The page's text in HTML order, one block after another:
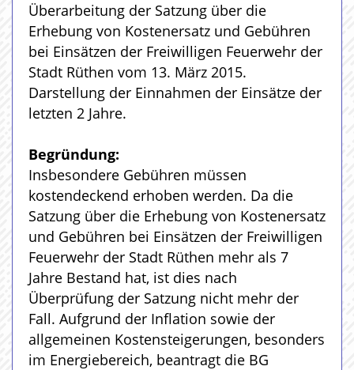
Überarbeitung der Satzung über die
Erhebung von Kostenersatz und Gebühren
bei Einsätzen der Freiwilligen Feuerwehr der
Stadt Rüthen vom 13. März 2015.
Darstellung der Einnahmen der Einsätze der
letzten 2 Jahre.
Begründung:
Insbesondere Gebühren müssen
kostendeckend erhoben werden. Da die
Satzung über die Erhebung von Kostenersatz
und Gebühren bei Einsätzen der Freiwilligen
Feuerwehr der Stadt Rüthen mehr als 7
Jahre Bestand hat, ist dies nach
Überprüfung der Satzung nicht mehr der
Fall. Aufgrund der Inflation sowie der
allgemeinen Kostensteigerungen, besonders
im Energiebereich, beantragt die BG